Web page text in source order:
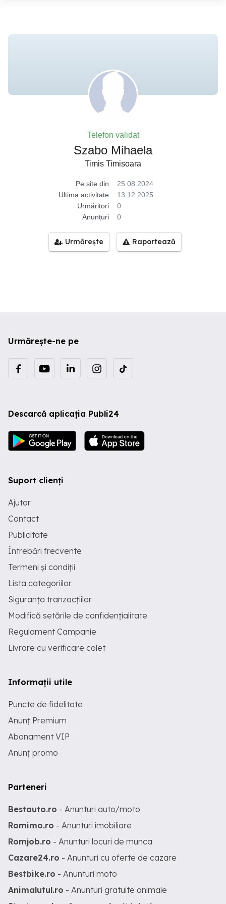
Telefon validat
Szabo Mihaela
Timis Timisoara
Pe site din
25.08.2024
Ultima activitate
13.12.2025
Urmăritori
0
Anunțuri
0
Urmărește Raportează
Urmărește-ne pe
Descarcă aplicația Publi24
Suport clienți
Ajutor
Contact
Publicitate
Întrebări frecvente
Termeni și condiții
Lista categoriilor
Siguranța tranzacțiilor
Modifică setările de confidențialitate
Regulament Campanie
Livrare cu verificare colet
Informații utile
Puncte de fidelitate
Anunț Premium
Abonament VIP
Anunț promo
Parteneri
Bestauto.ro - Anunturi auto/moto
Romimo.ro - Anunturi imobiliare
Romjob.ro - Anunturi locuri de munca
Cazare24.ro - Anunturi cu oferte de cazare
Bestbike.ro - Anunturi moto
Animalutul.ro - Anunturi gratuite animale